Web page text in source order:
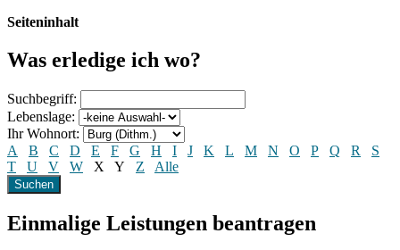
Seiteninhalt
Was erledige ich wo?
Suchbegriff:
Lebenslage:
Ihr Wohnort:
A
B C D E F G H I J K L M N O P Q R
S
T
U V W X Y Z Alle
Einmalige Leistungen beantragen